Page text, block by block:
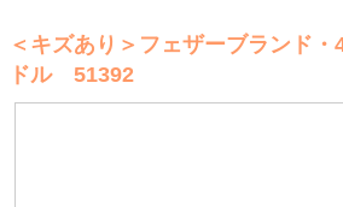
＜キズあり＞フェザーブランド
ドル 51392